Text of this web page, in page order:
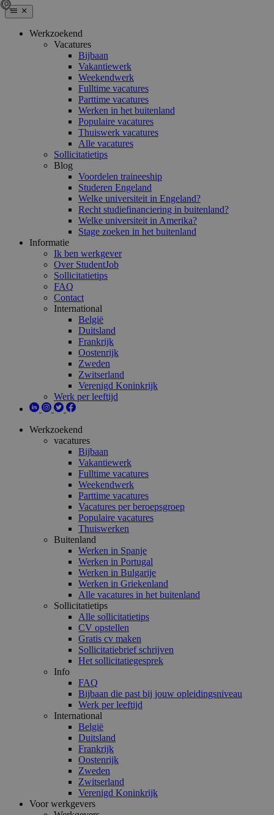
Werkzoekend
Vacatures
Bijbaan
Vakantiewerk
Weekendwerk
Fulltime vacatures
Parttime vacatures
Werken in het buitenland
Populaire vacatures
Thuiswerk vacatures
Alle vacatures
Sollicitatietips
Blog
Voordelen traineeship
Studeren Engeland
Welke universiteit in Engeland?
Recht studiefinanciering in buitenland?
Welke universiteit in Amerika?
Stage zoeken in het buitenland
Informatie
Ik ben werkgever
Over StudentJob
Sollicitatietips
FAQ
Contact
International
België
Duitsland
Frankrijk
Oostenrijk
Zweden
Zwitserland
Verenigd Koninkrijk
Werk per leeftijd
Werkzoekend
vacatures
Bijbaan
Vakantiewerk
Fulltime vacatures
Weekendwerk
Parttime vacatures
Vacatures per beroepsgroep
Populaire vacatures
Thuiswerken
Buitenland
Werken in Spanje
Werken in Portugal
Werken in Bulgarije
Werken in Griekenland
Alle vacatures in het buitenland
Sollicitatietips
Alle sollicitatietips
CV opstellen
Gratis cv maken
Sollicitatiebrief schrijven
Het sollicitatiegesprek
Info
FAQ
Bijbaan die past bij jouw opleidingsniveau
Werk per leeftijd
International
België
Duitsland
Frankrijk
Oostenrijk
Zweden
Zwitserland
Verenigd Koninkrijk
Voor werkgevers